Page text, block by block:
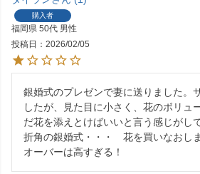
購入者
福岡県 50代 男性
投稿日
2026/02/05
銀婚式のプレゼンで妻に送りました。
したが、見た目に小さく、花のボリュ
だ花を添えとけばいいと言う感じがし
折角の銀婚式・・・　花を買いなおし
オーバーは高すぎる！